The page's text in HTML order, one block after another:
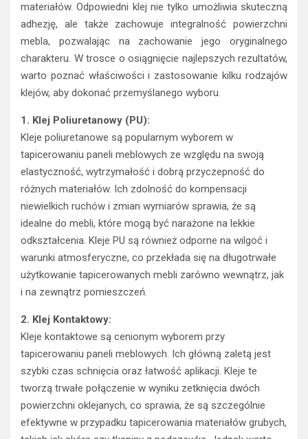
materiałów. Odpowiedni klej nie tylko umożliwia skuteczną
adhezję, ale także zachowuje integralność powierzchni
mebla, pozwalając na zachowanie jego oryginalnego
charakteru. W trosce o osiągnięcie najlepszych rezultatów,
warto poznać właściwości i zastosowanie kilku rodzajów
klejów, aby dokonać przemyślanego wyboru.
1. Klej Poliuretanowy (PU):
Kleje poliuretanowe są popularnym wyborem w
tapicerowaniu paneli meblowych ze względu na swoją
elastyczność, wytrzymałość i dobrą przyczepność do
różnych materiałów. Ich zdolność do kompensacji
niewielkich ruchów i zmian wymiarów sprawia, że są
idealne do mebli, które mogą być narażone na lekkie
odkształcenia. Kleje PU są również odporne na wilgoć i
warunki atmosferyczne, co przekłada się na długotrwałe
użytkowanie tapicerowanych mebli zarówno wewnątrz, jak
i na zewnątrz pomieszczeń.
2. Klej Kontaktowy:
Kleje kontaktowe są cenionym wyborem przy
tapicerowaniu paneli meblowych. Ich główną zaletą jest
szybki czas schnięcia oraz łatwość aplikacji. Kleje te
tworzą trwałe połączenie w wyniku zetknięcia dwóch
powierzchni oklejanych, co sprawia, że są szczególnie
efektywne w przypadku tapicerowania materiałów grubych,